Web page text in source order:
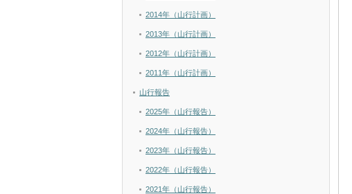
2014年（山行計画）
2013年（山行計画）
2012年（山行計画）
2011年（山行計画）
山行報告
2025年（山行報告）
2024年（山行報告）
2023年（山行報告）
2022年（山行報告）
2021年（山行報告）